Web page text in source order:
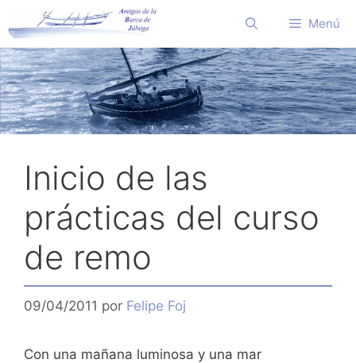
al
contenido
Menú
Inicio de las
prácticas del curso
de remo
09/04/2011 por Felipe Foj
Con una mañana luminosa y una mar